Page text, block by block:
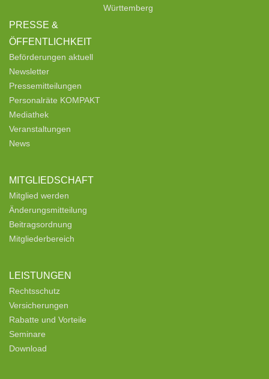
PRESSE &
ÖFFENTLICHKEIT
Beförderungen aktuell
Newsletter
Pressemitteilungen
Personalräte KOMPAKT
Mediathek
Veranstaltungen
News
MITGLIEDSCHAFT
Mitglied werden
Änderungsmitteilung
Beitragsordnung
Mitgliederbereich
LEISTUNGEN
Rechtsschutz
Versicherungen
Rabatte und Vorteile
Seminare
Download
Württemberg